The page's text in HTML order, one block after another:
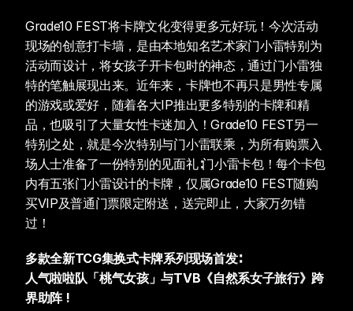
Grade10 FEST将卡牌文化变得更多元好玩！今次活动
现场的创意打卡墙，是由本地知名艺术家门小雷特别为
活动而设计，将女孩子开卡包时的神态，通过门小雷独
特的笔触展现出来。近年来，卡牌也不再只是男性专属
的游戏或爱好，随着各大IP推出更多特别的卡牌和精
品，也吸引了大量女性卡迷加入！Grade10 FEST另一
特别之处，就是今次特别与门小雷联乘，为所有购票入
场人士准备了一份特别的见面礼∶门小雷卡包！每个卡包
内有五张门小雷设计的卡牌，仅属Grade10 FEST随购
买VIP及普通门票限定附送，送完即止，大家万勿错
过！
多款全新TCG集换式卡牌系列现场首发∶
人气啦啦队「桃气女孩」与TVB《自然系女子旅行》跨
界助阵 !